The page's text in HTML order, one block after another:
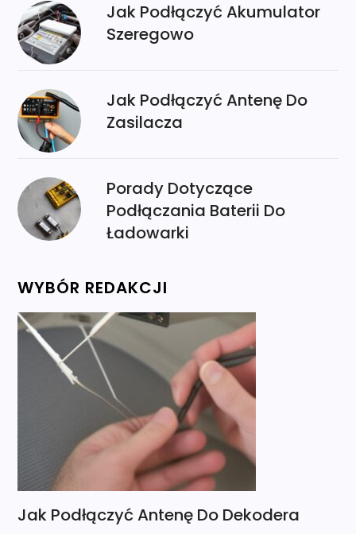
Jak Podłączyć Akumulator
Szeregowo
Jak Podłączyć Antenę Do
Zasilacza
Porady Dotyczące
Podłączania Baterii Do
Ładowarki
WYBÓR REDAKCJI
Jak Podłączyć Antenę Do Dekodera